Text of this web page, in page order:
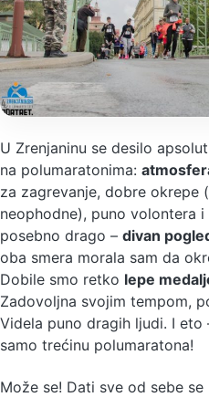
U Zrenjaninu se desilo
na polumaratonima:
za zagrevanje, dobre okrepe
neophodne), puno volontera
posebno drago – divan
oba smera morala sam da
Dobile smo retko lepe
Zadovoljna svojim tempom,
Videla puno dragih ljudi. I
samo trećinu polumaratona!
Može se! Dati sve od sebe